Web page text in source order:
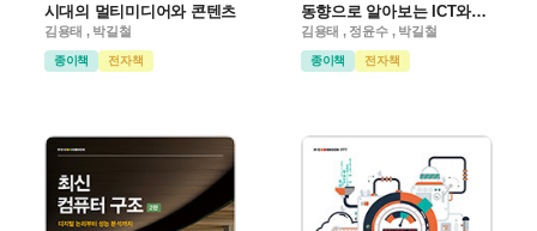
시대의 멀티미디어와 콘텐츠
김용태 , 박길철
종이책 전자책
동향으로 알아보는 ICT와
4차 산업혁명
김용태 , 정윤수 , 박길철
종이책 전자책